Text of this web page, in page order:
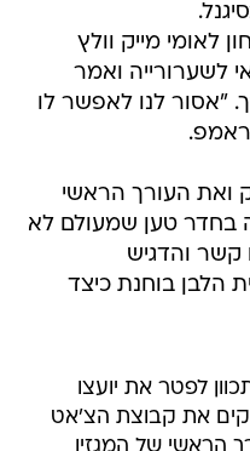
לאומי מייק וולץ
לשערורייה ואמר
"אסור לנו לאפשר לו
ואת העורך הראשי
בחדר טען שמעולם לא
קשר והדגיש
הלבן בוחנת כיצד
לפטר את יועצו
את קבוצת הצ'אט
הראשי של המגזין